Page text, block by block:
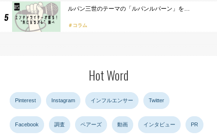
ルパン三世のテーマの「ルパンルパーン」を…
コラム
Hot Word
Pinterest Instagram インフルエンサー Twitter
Facebook 調査 ペアーズ 動画 インタビュー PR